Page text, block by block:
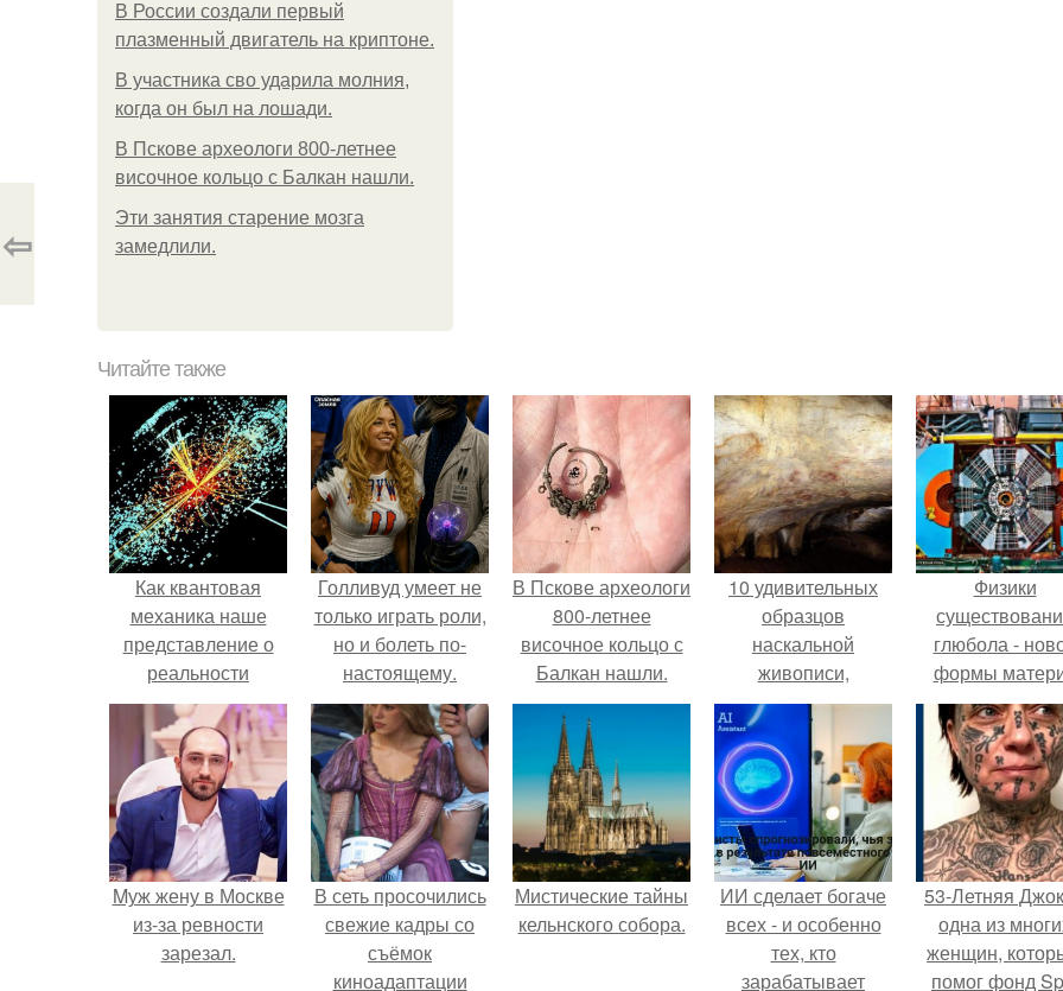
В России создали первый
плазменный двигатель на криптоне.
В участника сво ударила молния,
когда он был на лошади.
В Пскове археологи 800-летнее
височное кольцо с Балкан нашли.
Эти занятия старение мозга
замедлили.
⇦
Читайте также
Как квантовая
механика наше
представление о
реальности
изменила.
Голливуд умеет не
только играть роли,
но и болеть по-
настоящему.
В Пскове археологи
800-летнее
височное кольцо с
Балкан нашли.
10 удивительных
образцов
наскальной
живописи,
дошедших до
нашего времени.
Физики
глюбола -
формы
Mуж жену в Москве
из-за ревности
зарезал.
В сеть просочились
свежие кадры со
съёмок
киноадаптации
Мистические тайны
кельнского собора.
ИИ сделает богаче
всех - и особенно
тех, кто
зарабатывает
53-Летняя
одна из
женщин,
помог фонд